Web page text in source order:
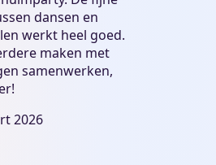
dansen en
werkt heel goed.
maken met
samenwerken,
2026